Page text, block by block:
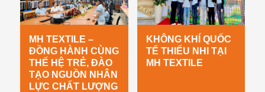
MH TEXTILE –
ĐỒNG HÀNH CÙNG
THẾ HỆ TRẺ, ĐÀO
TẠO NGUỒN NHÂN
LỰC CHẤT LƯỢNG
KHÔNG KHÍ QUỐC
TẾ THIẾU NHI TẠI
MH TEXTILE